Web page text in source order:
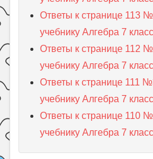
Ответы к странице 113
учебнику Алгебра 7
Ответы к странице 112
учебнику Алгебра 7
Ответы к странице 111
учебнику Алгебра 7
Ответы к странице 110
учебнику Алгебра 7